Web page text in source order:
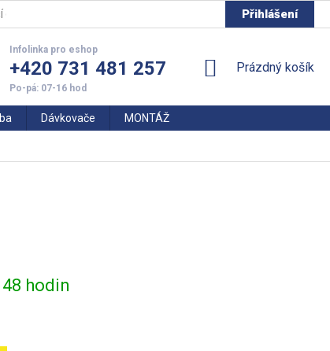
Přihlášení
+420 731 481 257
NÁKUPNÍ
Prázdný košík
Dávkovače MONTÁŽ
hodin